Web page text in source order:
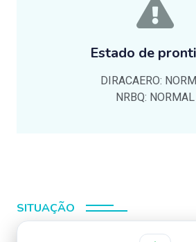
Estado de
DIRACAERO:
NRBQ: NORMAL
SITUAÇÃO